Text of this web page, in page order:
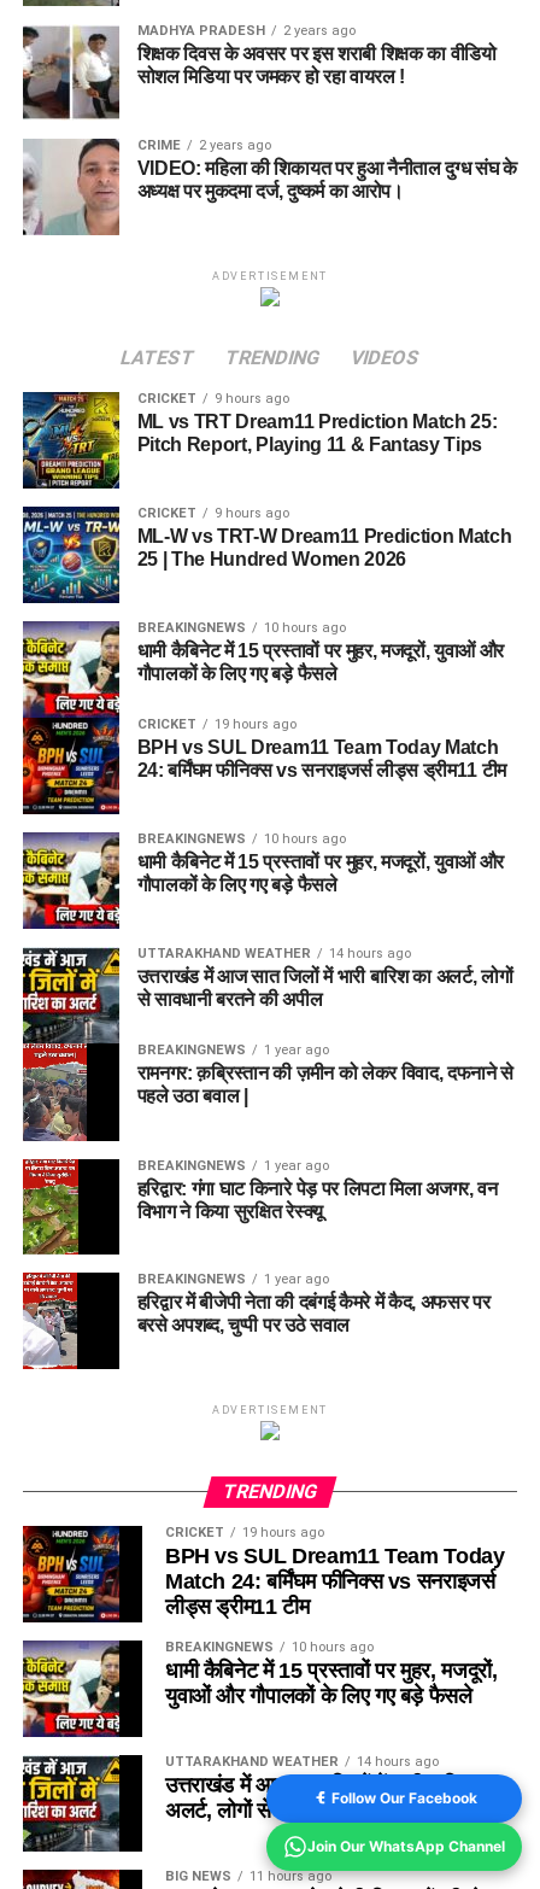
MADHYA PRADESH 2 years ago
शिक्षक दिवस के अवसर पर इस शराबी शिक्षक का वीडियो
सोशल मिडिया पर जमकर हो रहा वायरल !
CRIME 2 years ago
VIDEO: महिला की शिकायत पर हुआ नैनीताल दुग्ध संघ के
अध्यक्ष पर मुकदमा दर्ज, दुष्कर्म का आरोप।
ADVERTISEMENT
LATEST TRENDING VIDEOS
CRICKET 9 hours ago
ML vs TRT Dream11 Prediction Match 25:
Pitch Report, Playing 11 & Fantasy Tips
CRICKET 9 hours ago
ML-W vs TRT-W Dream11 Prediction Match
25 | The Hundred Women 2026
BREAKINGNEWS 10 hours ago
धामी कैबिनेट में 15 प्रस्तावों पर मुहर, मजदूरों, युवाओं और
गौपालकों के लिए गए बड़े फैसले
CRICKET 19 hours ago
BPH vs SUL Dream11 Team Today Match
24: बर्मिंघम फीनिक्स vs सनराइजर्स लीड्स ड्रीम11 टीम
BREAKINGNEWS 10 hours ago
धामी कैबिनेट में 15 प्रस्तावों पर मुहर, मजदूरों, युवाओं और
गौपालकों के लिए गए बड़े फैसले
UTTARAKHAND WEATHER 14 hours ago
उत्तराखंड में आज सात जिलों में भारी बारिश का अलर्ट, लोगों
से सावधानी बरतने की अपील
BREAKINGNEWS 1 year ago
रामनगर: क़ब्रिस्तान की ज़मीन को लेकर विवाद, दफनाने से
पहले उठा बवाल |
BREAKINGNEWS 1 year ago
हरिद्वार: गंगा घाट किनारे पेड़ पर लिपटा मिला अजगर, वन
विभाग ने किया सुरक्षित रेस्क्यू
BREAKINGNEWS 1 year ago
हरिद्वार में बीजेपी नेता की दबंगई कैमरे में कैद, अफसर पर
बरसे अपशब्द, चुप्पी पर उठे सवाल
ADVERTISEMENT
TRENDING
CRICKET 19 hours ago
BPH vs SUL Dream11 Team Today
Match 24: बर्मिंघम फीनिक्स vs सनराइजर्स
लीड्स ड्रीम11 टीम
BREAKINGNEWS 10 hours ago
धामी कैबिनेट में 15 प्रस्तावों पर मुहर, मजदूरों,
युवाओं और गौपालकों के लिए गए बड़े फैसले
UTTARAKHAND WEATHER 14 hours ago
उत्तराखंड में आज सात जिलों में भारी बारिश का
अलर्ट, लोगों से सावधानी बरतने की अपील
BIG NEWS 11 hours ago
Follow Our Facebook
Join Our WhatsApp Channel